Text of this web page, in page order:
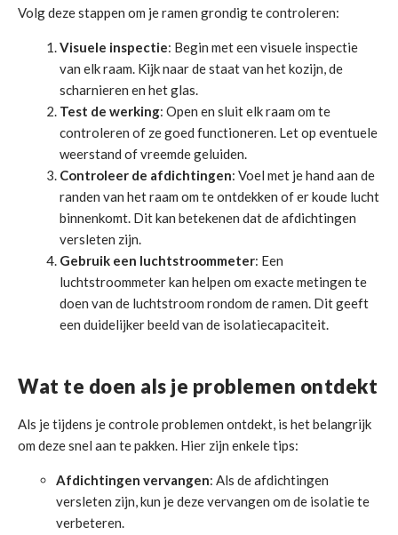
Volg deze stappen om je ramen grondig te controleren:
Visuele inspectie: Begin met een visuele inspectie
van elk raam. Kijk naar de staat van het kozijn, de
scharnieren en het glas.
Test de werking: Open en sluit elk raam om te
controleren of ze goed functioneren. Let op eventuele
weerstand of vreemde geluiden.
Controleer de afdichtingen: Voel met je hand aan de
randen van het raam om te ontdekken of er koude lucht
binnenkomt. Dit kan betekenen dat de afdichtingen
versleten zijn.
Gebruik een luchtstroommeter: Een
luchtstroommeter kan helpen om exacte metingen te
doen van de luchtstroom rondom de ramen. Dit geeft
een duidelijker beeld van de isolatiecapaciteit.
Wat te doen als je problemen ontdekt
Als je tijdens je controle problemen ontdekt, is het belangrijk
om deze snel aan te pakken. Hier zijn enkele tips:
Afdichtingen vervangen: Als de afdichtingen
versleten zijn, kun je deze vervangen om de isolatie te
verbeteren.